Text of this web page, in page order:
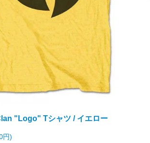
"Logo" Tシャツ / イエロー
円)